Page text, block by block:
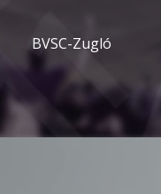
BVSC-Zugló